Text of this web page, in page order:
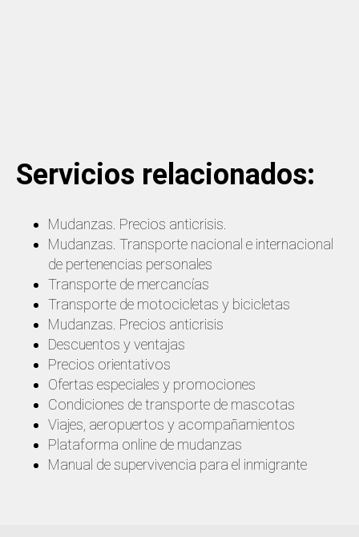
Servicios relacionados:
Mudanzas. Precios anticrisis.
Mudanzas. Transporte nacional e internacional
de pertenencias personales
Transporte de mercancías
Transporte de motocicletas y bicicletas
Mudanzas. Precios anticrisis
Descuentos y ventajas
Precios orientativos
Ofertas especiales y promociones
Condiciones de transporte de mascotas
Viajes, aeropuertos y acompañamientos
Plataforma online de mudanzas
Manual de supervivencia para el inmigrante